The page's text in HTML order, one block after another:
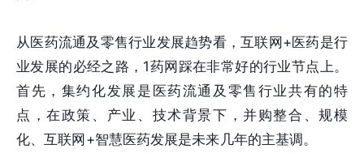
从医药流通及零售行业发展趋势看，互联网+医药是行
业发展的必经之路，1药网踩在非常好的行业节点上。
首先，集约化发展是医药流通及零售行业共有的特
点，在政策、产业、技术背景下，并购整合、规模
化、互联网+智慧医药发展是未来几年的主基调。